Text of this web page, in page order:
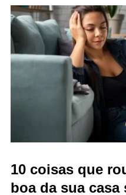
10 coisas que
boa da sua casa